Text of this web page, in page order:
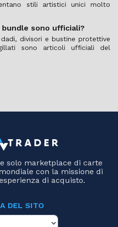
stili artistici unici molto
sono ufficiali?
divisori e bustine protettive
sono articoli ufficiali del
solo marketplace di carte
con la missione di
di acquisto.
DEL SITO